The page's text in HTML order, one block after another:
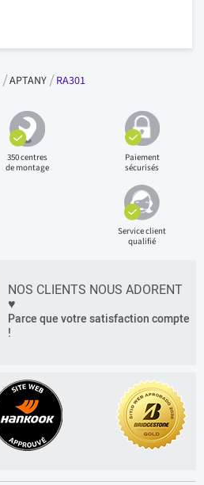
APTANY RA301
350 centres
de montage
Paiement
sécurisés
Service client
qualifié
NOS CLIENTS NOUS ADORENT
♥
Parce que votre satisfaction compte
!